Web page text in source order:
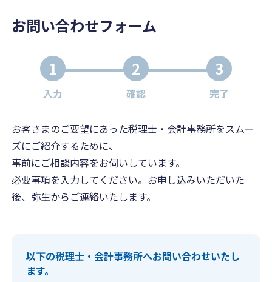
お問い合わせフォーム
1
入力
2
確認
3
完了
お客さまのご要望にあった税理士・会計事務所をスムー
ズにご紹介するために、
事前にご相談内容をお伺いしています。
必要事項を入力してください。お申し込みいただいた
後、弥生からご連絡いたします。
以下の税理士・会計事務所へお問い合わせいたし
ます。